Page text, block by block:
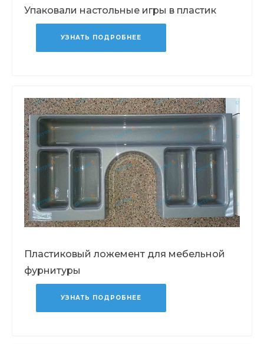
Упаковали настольные игры в пластик
УЗНАТЬ ПОДРОБНЕЕ
Пластиковый ложемент для мебельной
фурнитуры
УЗНАТЬ ПОДРОБНЕЕ